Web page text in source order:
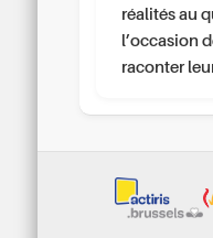
réalités au
l’occasion
raconter